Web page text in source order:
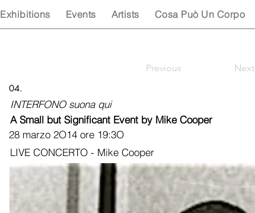
Exhibitions Events Artists Cosa Può Un Corpo
04.
Previous Next
INTERFONO suona qui
A Small but Significant Event by Mike Cooper
28 marzo 2O14 ore 19:3O
LIVE CONCERTO - Mike Cooper